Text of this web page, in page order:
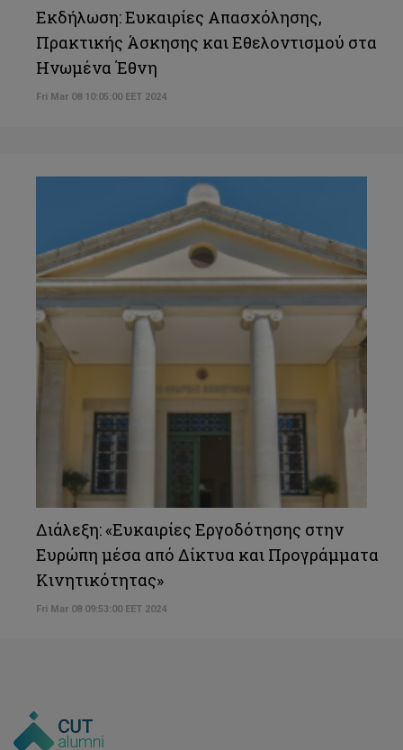
Εκδήλωση: Ευκαιρίες Απασχόλησης,
Πρακτικής Άσκησης και Εθελοντισμού στα
Ηνωμένα Έθνη
Fri Mar 08 10:05:00 EET 2024
Διάλεξη: «Ευκαιρίες Εργοδότησης στην
Ευρώπη μέσα από Δίκτυα και Προγράμματα
Κινητικότητας»
Fri Mar 08 09:53:00 EET 2024